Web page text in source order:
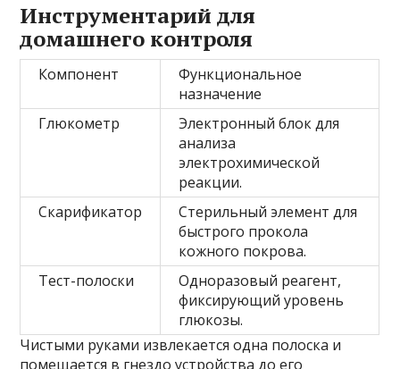
Инструментарий для
домашнего контроля
Компонент
Функциональное
назначение
Глюкометр
Электронный блок для
анализа
электрохимической
реакции.
Скарификатор
Стерильный элемент для
быстрого прокола
кожного покрова.
Тест-полоски
Одноразовый реагент,
фиксирующий уровень
глюкозы.
Чистыми руками извлекается одна полоска и
помещается в гнездо устройства до его